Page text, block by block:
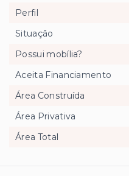
Perfil
Situação
Possui mobília?
Aceita Financiamento
Área Construída
Área Privativa
Área Total